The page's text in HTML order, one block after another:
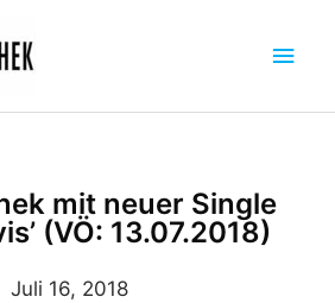
mit neuer Single
(VÖ: 13.07.2018)
Juli 16, 2018